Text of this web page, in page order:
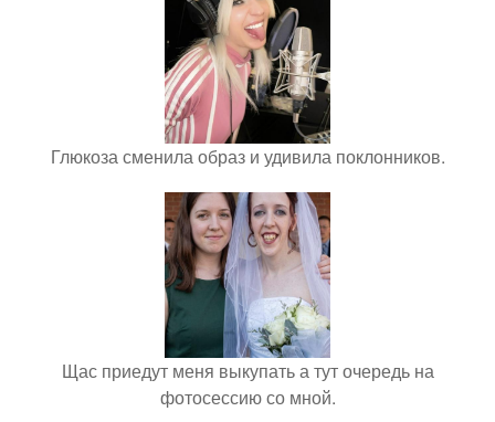
Глюкоза сменила образ и удивила поклонников.
Щас приедут меня выкупать а тут очередь на
фотосессию со мной.